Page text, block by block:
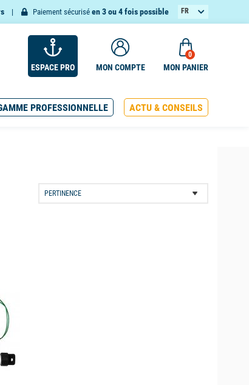
Paiement sécurisé en 3 ou 4 fois possible
FR
EN
ESPACE PRO MON COMPTE
0
MON PANIER
PROFESSIONNELLE ACTU & CONSEILS